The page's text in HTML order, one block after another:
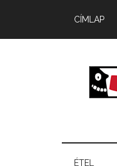
CÍMLAP
ÉTEL